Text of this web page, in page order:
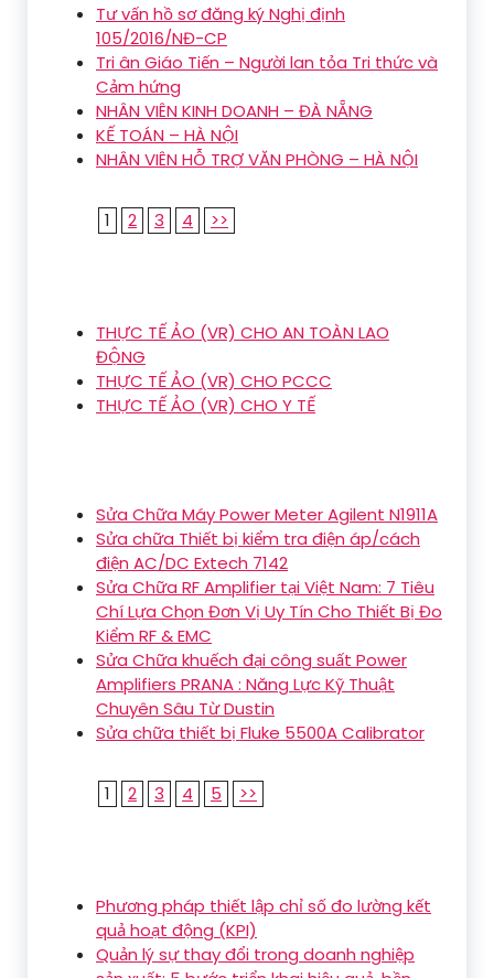
Tư vấn hồ sơ đăng ký Nghị định
105/2016/NĐ-CP
Tri ân Giáo Tiến – Người lan tỏa Tri thức và
Cảm hứng
NHÂN VIÊN KINH DOANH – ĐÀ NẴNG
KẾ TOÁN – HÀ NỘI
NHÂN VIÊN HỖ TRỢ VĂN PHÒNG – HÀ NỘI
1 2 3 4 >>
THỰC TẾ ẢO (VR) CHO AN TOÀN LAO
ĐỘNG
THỰC TẾ ẢO (VR) CHO PCCC
THỰC TẾ ẢO (VR) CHO Y TẾ
Sửa Chữa Máy Power Meter Agilent N1911A
Sửa chữa Thiết bị kiểm tra điện áp/cách
điện AC/DC Extech 7142
Sửa Chữa RF Amplifier tại Việt Nam: 7 Tiêu
Chí Lựa Chọn Đơn Vị Uy Tín Cho Thiết Bị Đo
Kiểm RF & EMC
Sửa Chữa khuếch đại công suất Power
Amplifiers PRANA : Năng Lực Kỹ Thuật
Chuyên Sâu Từ Dustin
Sửa chữa thiết bị Fluke 5500A Calibrator
1 2 3 4 5 >>
Phương pháp thiết lập chỉ số đo lường kết
quả hoạt động (KPI)
Quản lý sự thay đổi trong doanh nghiệp